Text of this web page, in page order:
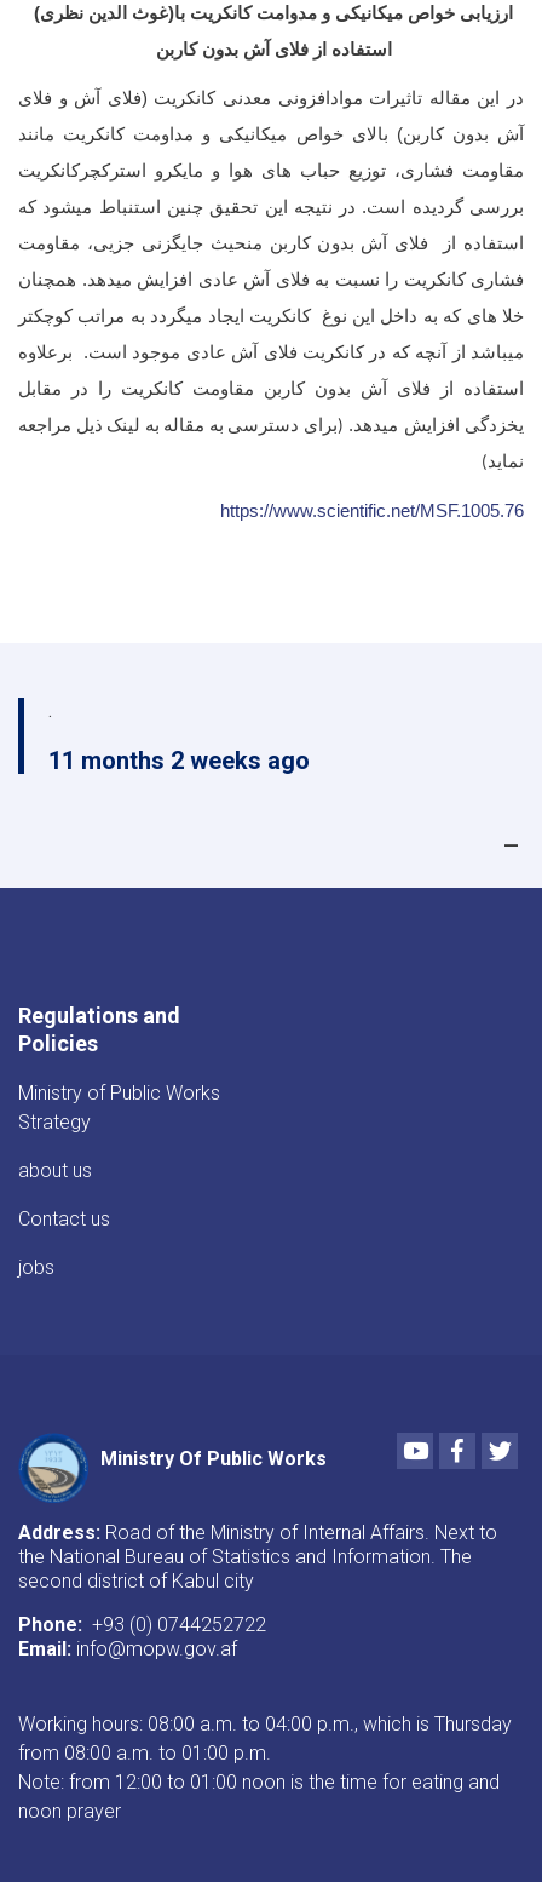
(غوث الدین نظری)ارزیابی خواص میکانیکی و مدوامت کانکریت با
استفاده از فلای آش بدون کاربن
در این مقاله تاثیرات موادافزونی معدنی کانکریت (فلای آش و فلای
آش بدون کاربن) بالای خواص میکانیکی و مداومت کانکریت مانند
مقاومت فشاری، توزیع حباب های هوا و مایکرو استرکچرکانکریت
بررسی گردیده است. در نتیجه این تحقیق چنین استنباط میشود که
استفاده از فلای آش بدون کاربن منحیث جایگزنی جزیی، مقاومت
فشاری کانکریت را نسبت به فلای آش عادی افزایش میدهد. همچنان
خلا های که به داخل این نوغ کانکریت ایجاد میگردد به مراتب کوچکتر
میباشد از آنچه که در کانکریت فلای آش عادی موجود است. برعلاوه
استفاده از فلای آش بدون کاربن مقاومت کانکریت را در مقابل
یخزدگی افزایش میدهد. (برای دسترسی به مقاله به لینک ذیل مراجعه
نماید)
https://www.scientific.net/MSF.1005.76
.
11 months 2 weeks ago
Regulations and
Policies
Ministry of Public Works
Strategy
about us
Contact us
jobs
Ministry Of Public Works
Youtube
Address: Road of the Ministry of Internal Affairs. Next to
the National Bureau of Statistics and Information. The
second district of Kabul city
Phone: +93 (0) 0744252722
Email: info@mopw.gov.af
Working hours: 08:00 a.m. to 04:00 p.m., which is Thursday
from 08:00 a.m. to 01:00 p.m.
Note: from 12:00 to 01:00 noon is the time for eating and
noon prayer